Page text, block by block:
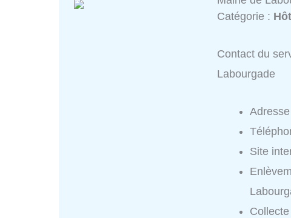
Catégorie :
Contact du
Labourgade
Site